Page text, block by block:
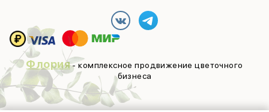
Флория- комплексное продвижение цветочного
бизнеса